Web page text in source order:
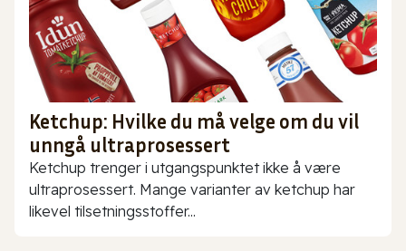
Ketchup: Hvilke du må velge om du vil
unngå ultraprosessert
Ketchup trenger i utgangspunktet ikke å være
ultraprosessert. Mange varianter av ketchup har
likevel tilsetningsstoffer...